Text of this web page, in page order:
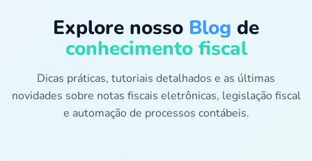
Explore nosso Blog de
conhecimento fiscal
Dicas práticas, tutoriais detalhados e as últimas
novidades sobre notas fiscais eletrônicas, legislação fiscal
e automação de processos contábeis.